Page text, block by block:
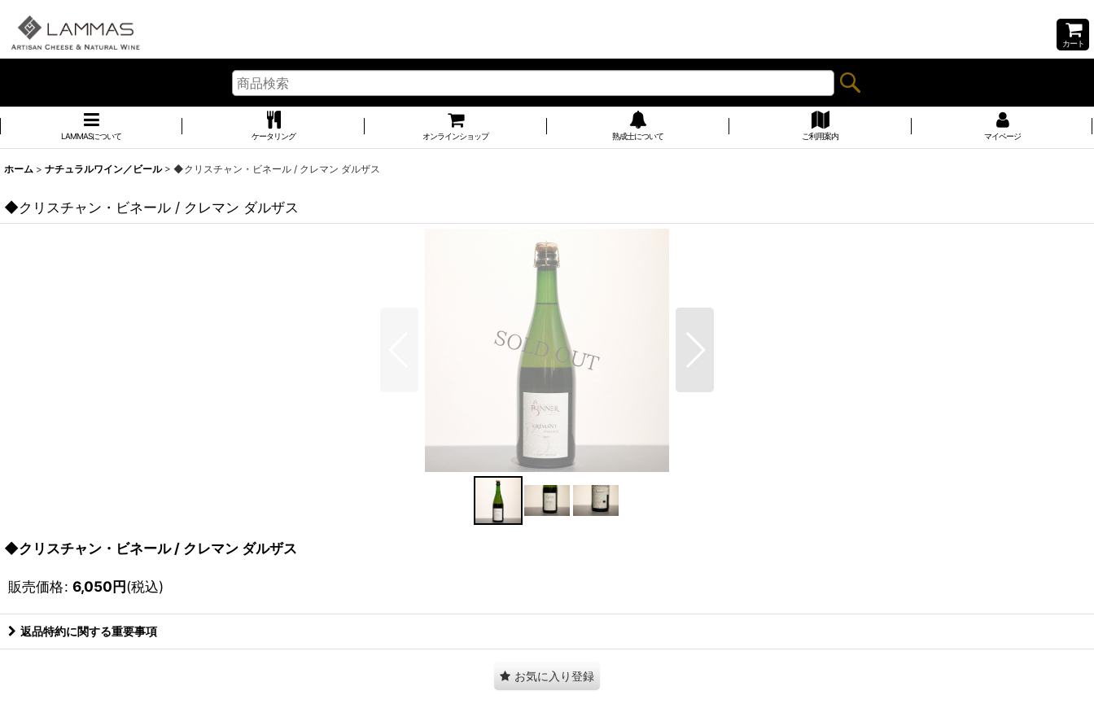
カート
LAMMASについて ケータリング オンラインショップ 熟成士について ご利用案内 マイページ
ホーム > ナチュラルワイン／ビール > ◆クリスチャン・ビネール / クレマン ダルザス
◆クリスチャン・ビネール / クレマン ダルザス
◆クリスチャン・ビネール / クレマン ダルザス
販売価格: 6,050円(税込)
返品特約に関する重要事項
お気に入り登録